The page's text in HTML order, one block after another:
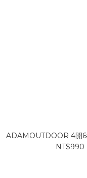
ADAMOUTDOOR 4開6
NT$990